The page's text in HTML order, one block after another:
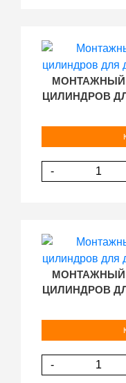
МОНТАЖНЫЙ
ЦИЛИНДРОВ
-
МОНТАЖНЫЙ
ЦИЛИНДРОВ
-